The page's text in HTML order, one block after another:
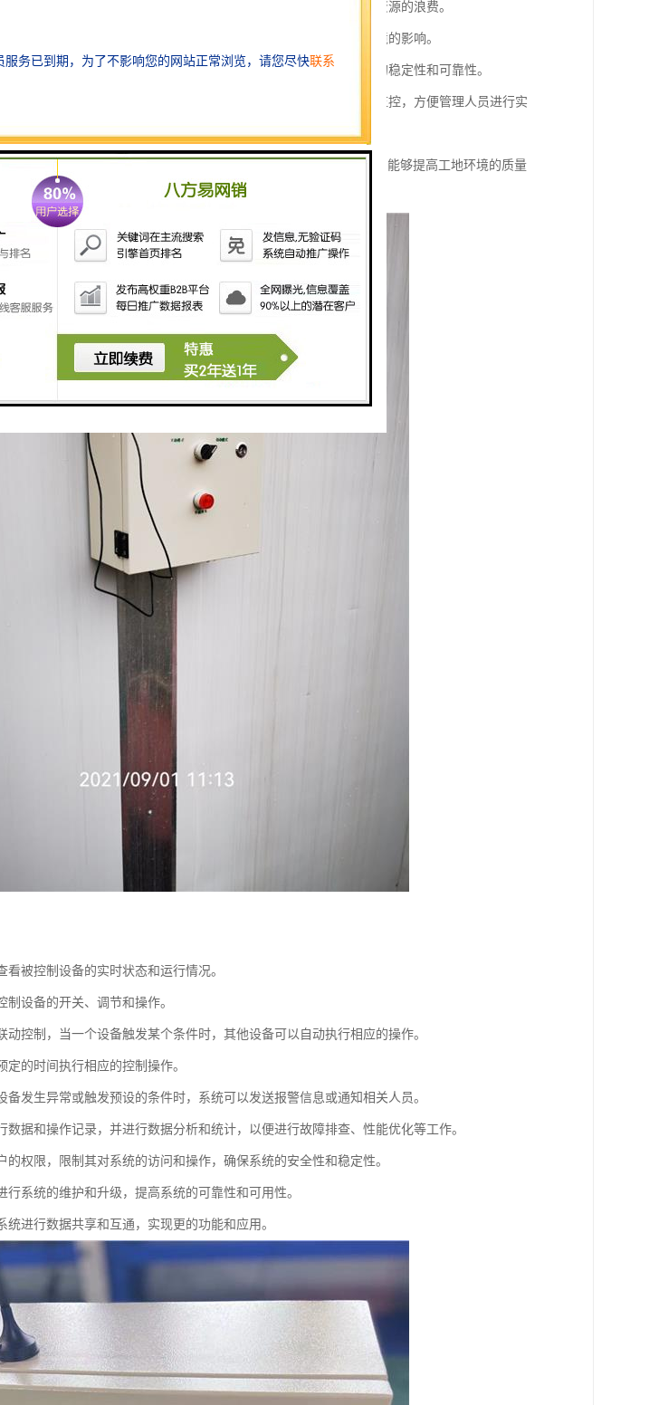
制能力，能够根据具体需求进行定点、定时、定量的喷淋，避免水资源的浪费。
喷淋设备和技术，能够有效降低能耗和水资源的消耗，减少对环境的影响。
监控设备，可以对喷淋效果进行实时监测和调整，保证喷淋效果的稳定性和可靠性。
控制和管理，可以通过手机、平板电脑等终端设备进行远程操作和监控，方便管理人员进行实
控制、多功能应用、喷淋、节能环保、实时监控和远程控制等特点，能够提高工地环境的质量
影响。
被控制设备的实时状态和运行情况。
设备的开关、调节和操作。
控制，当一个设备触发某个条件时，其他设备可以自动执行相应的操作。
的时间执行相应的控制操作。
发生异常或触发预设的条件时，系统可以发送报警信息或通知相关人员。
据和操作记录，并进行数据分析和统计，以便进行故障排查、性能优化等工作。
权限，限制其对系统的访问和操作，确保系统的安全性和稳定性。
系统的维护和升级，提高系统的可靠性和可用性。
进行数据共享和互通，实现更的功能和应用。